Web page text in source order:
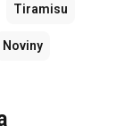
Tiramisu
Noviny